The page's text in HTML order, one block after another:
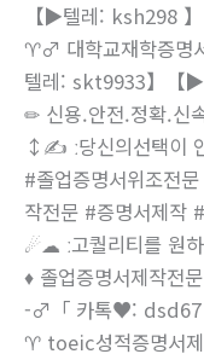
【▶텔레: ksh298 】
♈♂ 대학교재학증명
텔레: skt9933】【
✏ 신용.안전.정확.신
↕✍ ː당신의선택이
#졸업증명서위조전
작전문 #증명서제작
☄☁ ː고퀄리티를 원
♦ 졸업증명서제작전
-♂「 카톡♥: dsd67
♈ toeic성적증명서